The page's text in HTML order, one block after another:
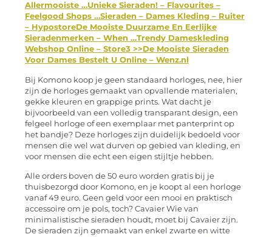
Allermooiste …Unieke Sieraden! – Flavourites –
Feelgood Shops …Sieraden – Dames Kleding – Ruiter
– HypostoreDe Mooiste Duurzame En Eerlijke
Sieradenmerken – When …Trendy Dameskleding
Webshop Online – Store3 >>De Mooiste Sieraden
Voor Dames Bestelt U Online – Wenz.nl
Bij Komono koop je geen standaard horloges, nee, hier
zijn de horloges gemaakt van opvallende materialen,
gekke kleuren en grappige prints. Wat dacht je
bijvoorbeeld van een volledig transparant design, een
felgeel horloge of een exemplaar met panterprint op
het bandje? Deze horloges zijn duidelijk bedoeld voor
mensen die wel wat durven op gebied van kleding, en
voor mensen die echt een eigen stijltje hebben.
Alle orders boven de 50 euro worden gratis bij je
thuisbezorgd door Komono, en je koopt al een horloge
vanaf 49 euro. Geen geld voor een mooi en praktisch
accessoire om je pols, toch? Cavaier Wie van
minimalistische sieraden houdt, moet bij Cavaier zijn.
De sieraden zijn gemaakt van enkel zwarte en witte